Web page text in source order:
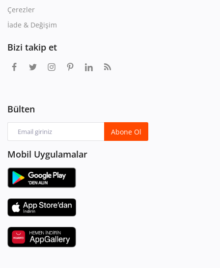
Çerezler
İade & Değişim
Bizi takip et
Bülten
Abone Ol
Mobil Uygulamalar